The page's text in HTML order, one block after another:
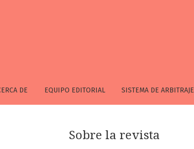
DE EQUIPO EDITORIAL SISTEMA DE ARBITRAJE
Sobre la revista